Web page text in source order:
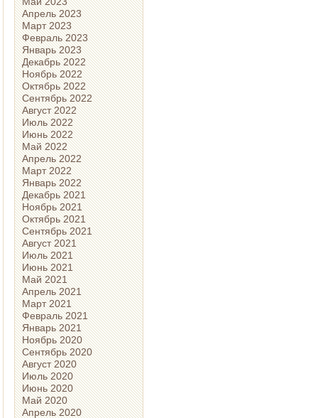
Апрель 2023
Март 2023
Февраль 2023
Январь 2023
Декабрь 2022
Ноябрь 2022
Октябрь 2022
Сентябрь 2022
Август 2022
Июль 2022
Июнь 2022
Май 2022
Апрель 2022
Март 2022
Январь 2022
Декабрь 2021
Ноябрь 2021
Октябрь 2021
Сентябрь 2021
Август 2021
Июль 2021
Июнь 2021
Май 2021
Апрель 2021
Март 2021
Февраль 2021
Январь 2021
Ноябрь 2020
Сентябрь 2020
Август 2020
Июль 2020
Июнь 2020
Май 2020
Апрель 2020